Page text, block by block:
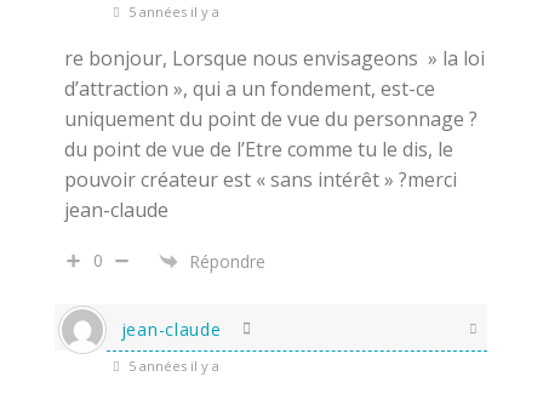
5 années il y a
re bonjour, Lorsque nous envisageons » la loi
d’attraction », qui a un fondement, est-ce
uniquement du point de vue du personnage ?
du point de vue de l’Etre comme tu le dis, le
pouvoir créateur est « sans intérêt » ?merci
jean-claude
0 Répondre
jean-claude
5 années il y a